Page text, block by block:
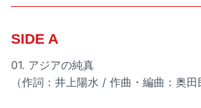
SIDE A
01. アジアの純真
（作詞：井上陽水 / 作曲・編曲：奥田